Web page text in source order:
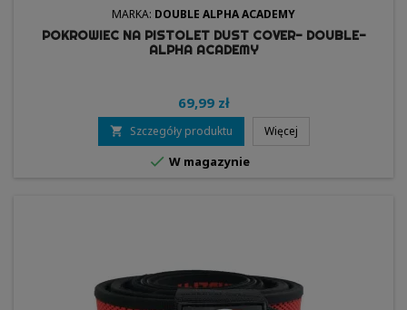
MARKA: DOUBLE ALPHA ACADEMY
POKROWIEC NA PISTOLET DUST COVER- DOUBLE-
ALPHA ACADEMY
69,99 zł
 Szczegóły produktu Więcej
 W magazynie